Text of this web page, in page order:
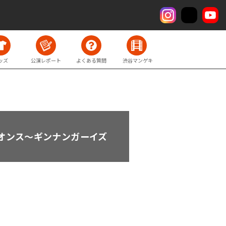
ズ 公演レポート よくある質問 渋谷マンゲキ
ス～ギンナンガーイズ